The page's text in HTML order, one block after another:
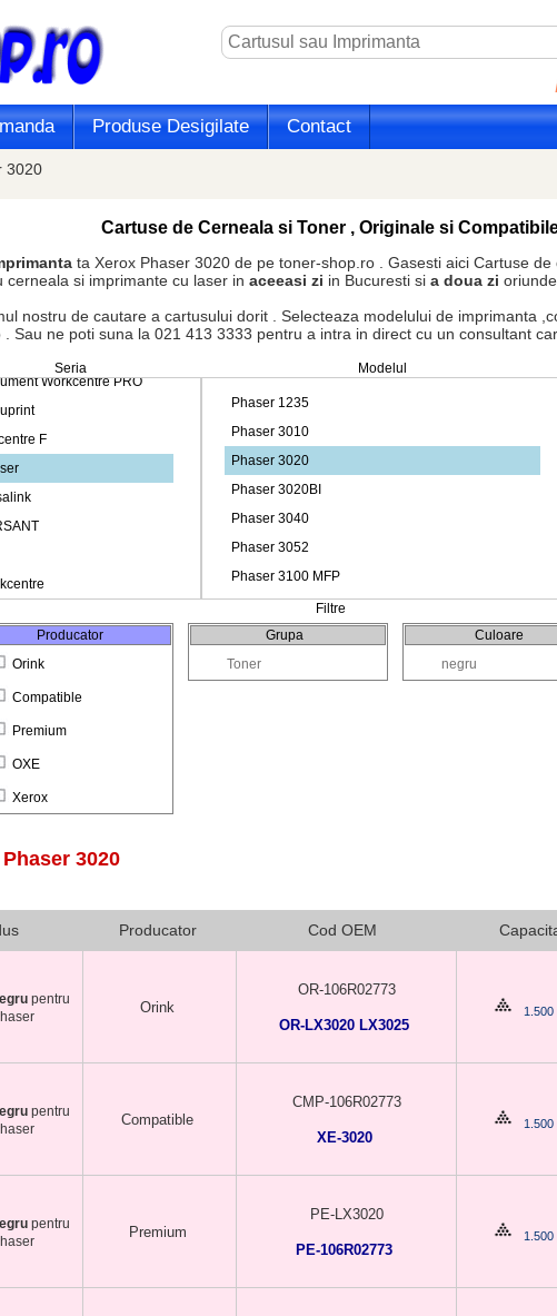
Produse Desigilate Contact
3020
Cartuse de Cerneala si Toner , Originale si
ta Xerox Phaser 3020 de pe toner-shop.ro . Gasesti aici Cartuse de
si imprimante cu laser in aceeasi zi in Bucuresti si a doua zi oriunde
de cautare a cartusului dorit . Selecteaza modelului de imprimanta
Sau ne poti suna la 021 413 3333 pentru a intra in direct cu un consultant
Seria Modelul
Filtre
Producator
Orink
Compatible
Premium
OXE
Xerox
Grupa
Toner
Culoare
negru
3020
Producator Cod OEM
pentru
Orink
OR-106R02773
OR-LX3020 LX3025
1.500
pentru
Compatible
CMP-106R02773
XE-3020
1.500
pentru
Premium
PE-LX3020
PE-106R02773
1.500